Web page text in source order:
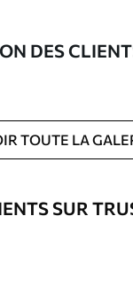
Possibilité d'ajouter
protecteur pour
du tableau.
DES
TOUTE LA
SUR